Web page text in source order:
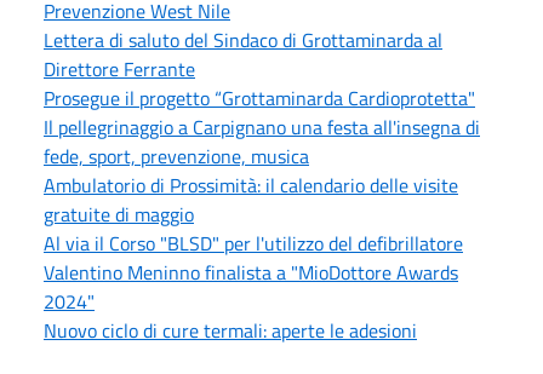
Prevenzione West Nile
Lettera di saluto del Sindaco di Grottaminarda al
Direttore Ferrante
Prosegue il progetto “Grottaminarda Cardioprotetta"
Il pellegrinaggio a Carpignano una festa all'insegna di
fede, sport, prevenzione, musica
Ambulatorio di Prossimità: il calendario delle visite
gratuite di maggio
Al via il Corso "BLSD" per l'utilizzo del defibrillatore
Valentino Meninno finalista a "MioDottore Awards
2024"
Nuovo ciclo di cure termali: aperte le adesioni